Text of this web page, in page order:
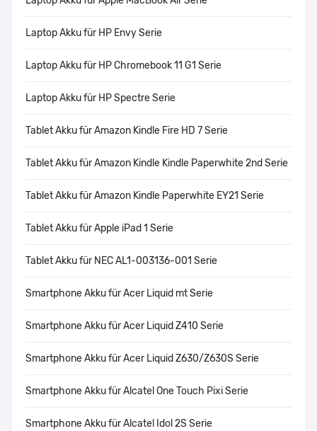
Laptop Akku für HP Envy Serie
Laptop Akku für HP Chromebook 11 G1 Serie
Laptop Akku für HP Spectre Serie
Tablet Akku für Amazon Kindle Fire HD 7 Serie
Tablet Akku für Amazon Kindle Kindle Paperwhite 2nd Serie
Tablet Akku für Amazon Kindle Paperwhite EY21 Serie
Tablet Akku für Apple iPad 1 Serie
Tablet Akku für NEC AL1-003136-001 Serie
Smartphone Akku für Acer Liquid mt Serie
Smartphone Akku für Acer Liquid Z410 Serie
Smartphone Akku für Acer Liquid Z630/Z630S Serie
Smartphone Akku für Alcatel One Touch Pixi Serie
Smartphone Akku für Alcatel Idol 2S Serie